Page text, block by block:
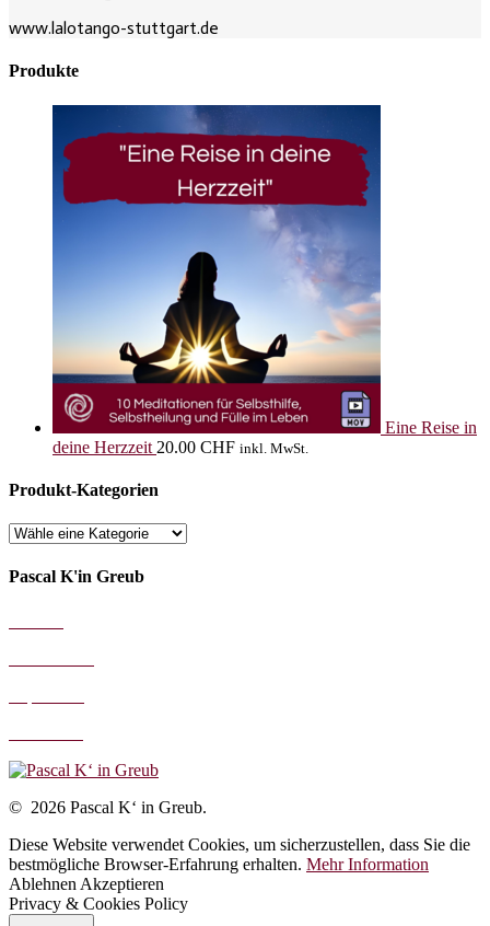
www.lalotango-stuttgart.de
Produkte
Eine Reise in
deine Herzzeit 20.00 CHF inkl. MwSt.
Produkt-Kategorien
Pascal K'in Greub
© 2026 Pascal K‘ in Greub.
Diese Website verwendet Cookies, um sicherzustellen, dass Sie die
bestmögliche Browser-Erfahrung erhalten. Mehr Information
Ablehnen Akzeptieren
Privacy & Cookies Policy